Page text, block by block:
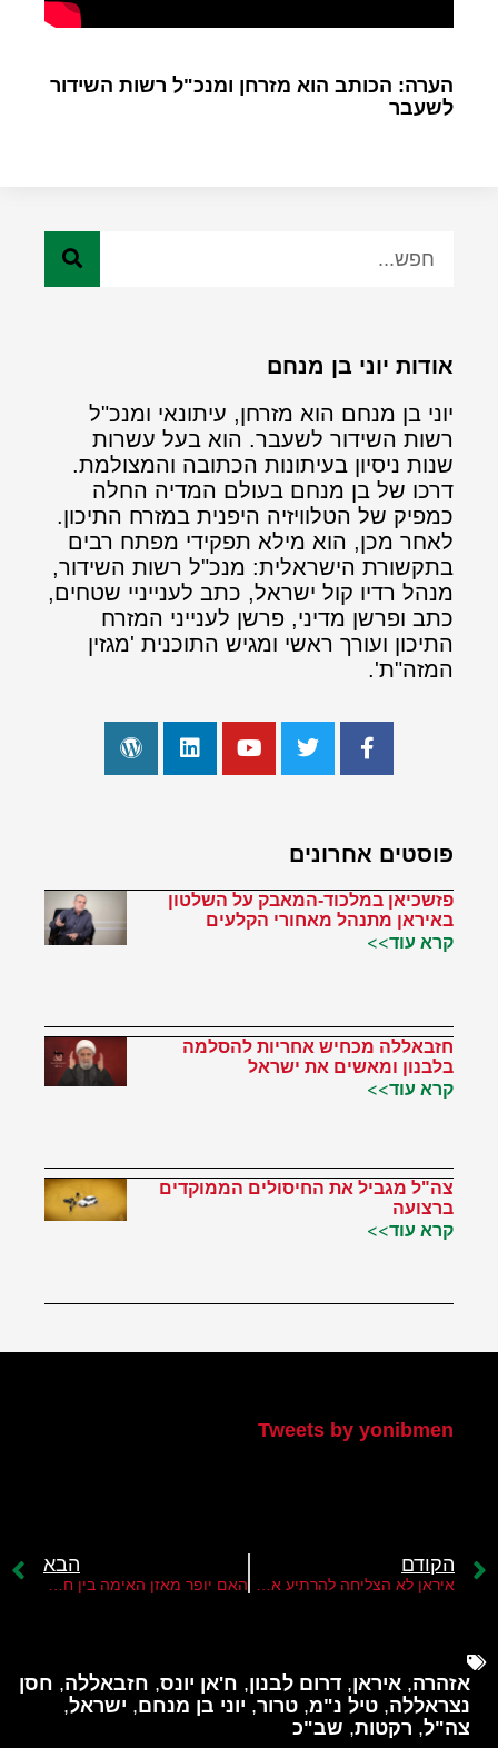
הערה: הכותב הוא מזרחן ומנכ"ל רשות השידור
לשעבר
אודות יוני בן מנחם
יוני בן מנחם הוא מזרחן, עיתונאי ומנכ"ל
רשות השידור לשעבר. הוא בעל עשרות
שנות ניסיון בעיתונות הכתובה והמצולמת.
דרכו של בן מנחם בעולם המדיה החלה
כמפיק של הטלוויזיה היפנית במזרח התיכון.
לאחר מכן, הוא מילא תפקידי מפתח רבים
בתקשורת הישראלית: מנכ"ל רשות השידור,
מנהל רדיו קול ישראל, כתב לענייניי שטחים,
כתב ופרשן מדיני, פרשן לענייני המזרח
התיכון ועורך ראשי ומגיש התוכנית 'מגזין
המזה"ת'.
פוסטים אחרונים
פזשכיאן במלכוד-המאבק על השלטון
באיראן מתנהל מאחורי הקלעים
קרא עוד>>
חזבאללה מכחיש אחריות להסלמה
בלבנון ומאשים את ישראל
קרא עוד>>
צה"ל מגביל את החיסולים הממוקדים
ברצועה
קרא עוד>>
Tweets by yonibmen
הקודם הבא
אזהרה, איראן, דרום לבנון, ח'אן יונס, חזבאללה, חסן
נצראללה, טיל נ"מ, טרור, יוני בן מנחם, ישראל,
צה"ל, רקטות, שב"כ